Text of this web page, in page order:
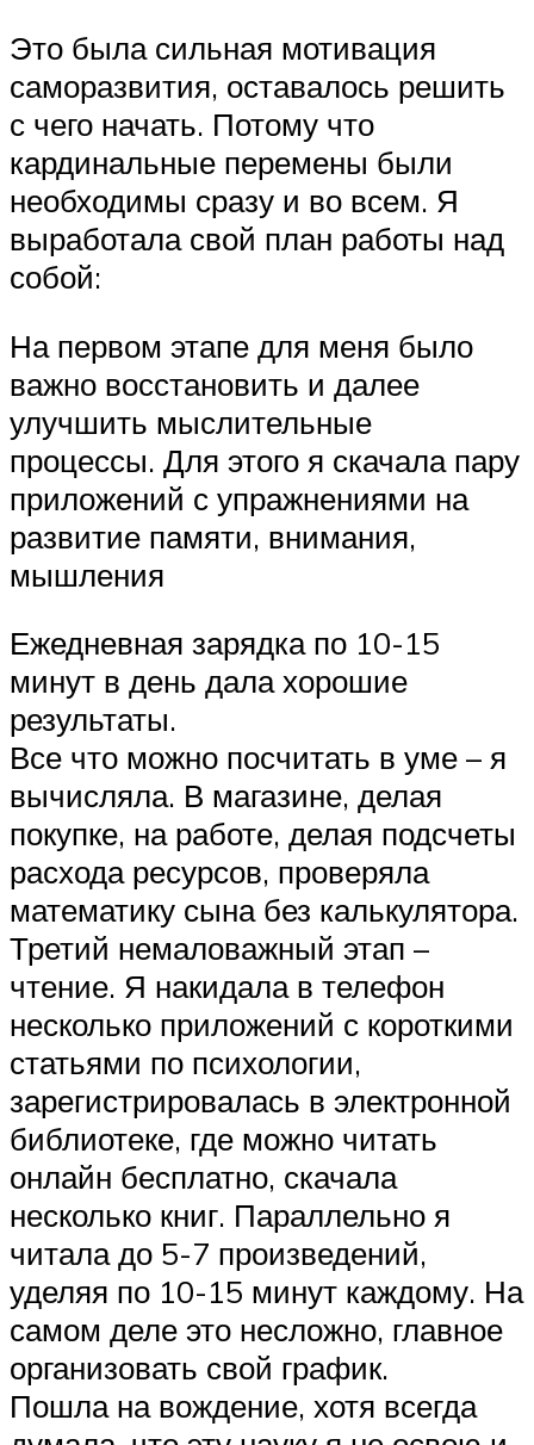
Это была сильная мотивация
саморазвития, оставалось решить
с чего начать. Потому что
кардинальные перемены были
необходимы сразу и во всем. Я
выработала свой план работы над
собой:
На первом этапе для меня было
важно восстановить и далее
улучшить мыслительные
процессы. Для этого я скачала пару
приложений с упражнениями на
развитие памяти, внимания,
мышления
Ежедневная зарядка по 10-15
минут в день дала хорошие
результаты.
Все что можно посчитать в уме – я
вычисляла. В магазине, делая
покупке, на работе, делая подсчеты
расхода ресурсов, проверяла
математику сына без калькулятора.
Третий немаловажный этап –
чтение. Я накидала в телефон
несколько приложений с короткими
статьями по психологии,
зарегистрировалась в электронной
библиотеке, где можно читать
онлайн бесплатно, скачала
несколько книг. Параллельно я
читала до 5-7 произведений,
уделяя по 10-15 минут каждому. На
самом деле это несложно, главное
организовать свой график.
Пошла на вождение, хотя всегда